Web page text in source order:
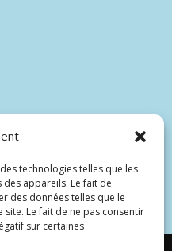
technologies telles que les
appareils. Le fait de
des données telles que le
Le fait de ne pas consentir
sur certaines